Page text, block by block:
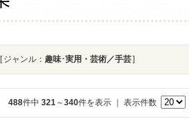
[ ジャンル： 趣味･実用・芸術／手芸]
488件中 321～340件を表示 ｜ 表示件数